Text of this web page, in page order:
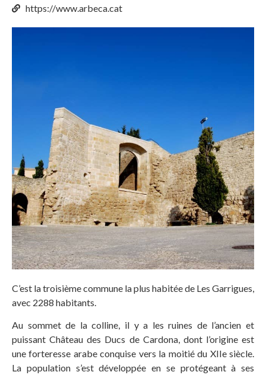
https://www.arbeca.cat
C’est la troisième commune la plus habitée de Les Garrigues,
avec 2288 habitants.
Au sommet de la colline, il y a les ruines de l’ancien et
puissant Château des Ducs de Cardona, dont l’origine est
une forteresse arabe conquise vers la moitié du XIIe siècle.
La population s’est développée en se protégeant à ses